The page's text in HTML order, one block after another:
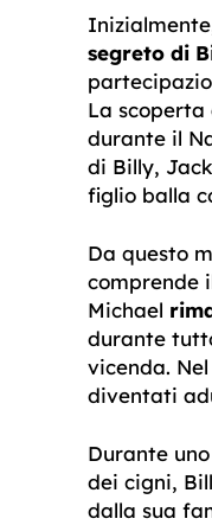
segreto di
La
durante il
di Billy,
figlio balla
Da questo
comprende
Michael
durante
vicenda.
diventati
Durante
dei cigni,
dalla sua